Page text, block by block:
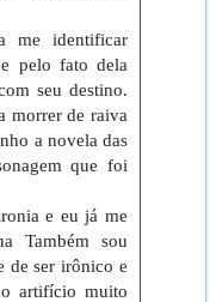
me identificar
pelo fato dela
seu destino.
morrer de raiva
a novela das
que foi
e eu já me
Também sou
de ser irônico e
artifício muito